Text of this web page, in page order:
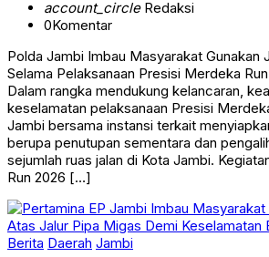
account_circleRedaksi
0Komentar
Polda Jambi Imbau Masyarakat Gunakan
Selama Pelaksanaan Presisi Merdeka
Dalam rangka mendukung kelancaran,
keselamatan pelaksanaan Presisi
Jambi bersama instansi terkait
berupa penutupan sementara dan
sejumlah ruas jalan di Kota Jambi.
Run 2026 […]
Berita Daerah Jambi